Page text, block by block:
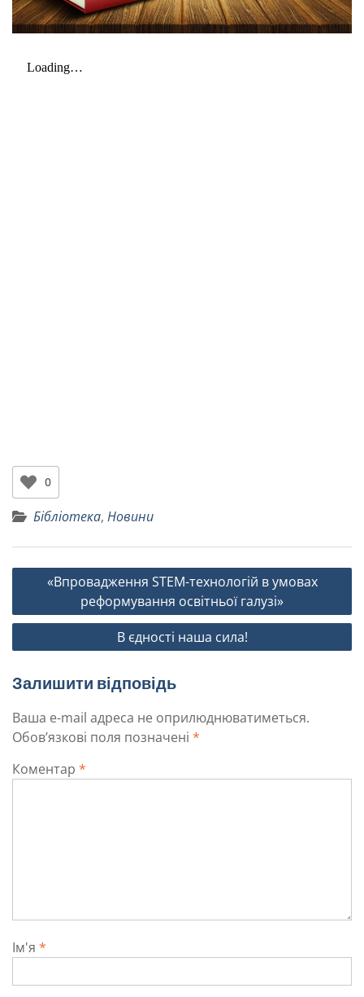
0
Бібліотека, Новини
«Впровадження SТЕМ-технологій в умовах
реформування освітньої галузі»
В єдності наша сила!
Залишити відповідь
Ваша e-mail адреса не оприлюднюватиметься.
Обов’язкові поля позначені *
Коментар *
Ім'я *